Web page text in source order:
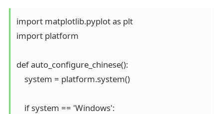
import matplotlib.pyplot as plt
import platform
def auto_configure_chinese():
    system = platform.system()
    if system == 'Windows':